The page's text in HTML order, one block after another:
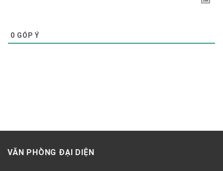
0 GÓP Ý
VĂN PHÒNG ĐẠI DIỆN